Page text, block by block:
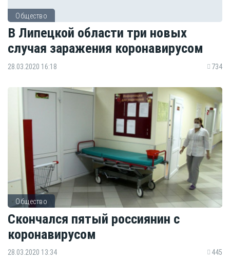
Общество
В Липецкой области три новых
случая заражения коронавирусом
28.03.2020 16:18 734
Общество
Скончался пятый россиянин с
коронавирусом
28.03.2020 13:34 445